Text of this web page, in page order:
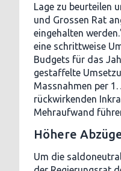
Lage zu beurteilen
und Grossen Rat
eingehalten
eine schrittweise
Budgets für das
gestaffelte
Massnahmen per
rückwirkenden
Mehraufwand
Höhere
Um die